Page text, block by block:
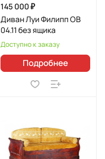
145 000 ₽
Диван Луи Филипп ОВ
04.11 без ящика
Доступно к заказу
Подробнее